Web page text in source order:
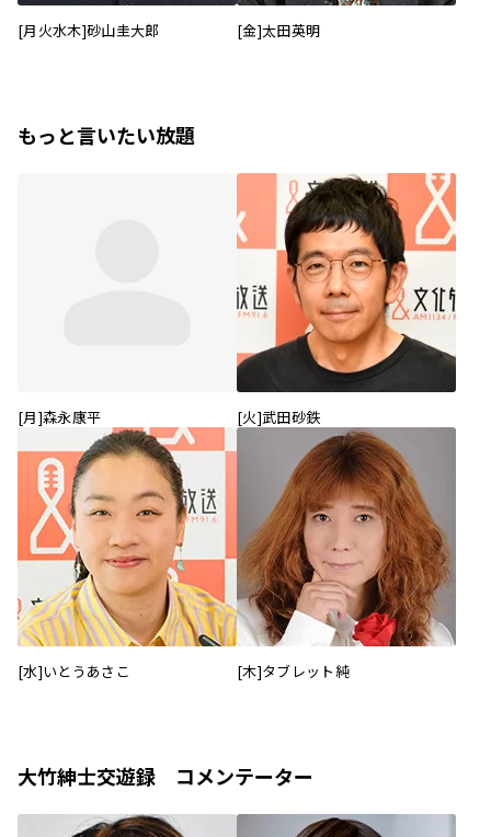
[月火水木]砂山圭大郎 [金]太田英明
もっと言いたい放題
[月]森永康平 [火]武田砂鉄
[水]いとうあさこ [木]タブレット純
大竹紳士交遊録 コメンテーター